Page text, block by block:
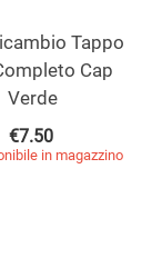
Tappo
Cap
Verde
€7.50
in magazzino